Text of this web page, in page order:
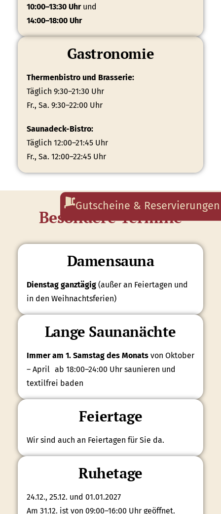
Gutscheine & Reservierungen
10:00–13:30 Uhr und
14:00–18:00 Uhr
Gastronomie
Thermenbistro und Brasserie:
Täglich 9:30–21:30 Uhr
Fr., Sa. 9:30–22:00 Uhr
Saunadeck-Bistro:
Täglich 12:00–21:45 Uhr
Fr., Sa. 12:00–22:45 Uhr
Besondere Termine
Damensauna
Dienstag ganztägig (außer an Feiertagen und
in den Weihnachtsferien)
Lange Saunanächte
Immer am 1. Samstag des Monats von Oktober
– April ab 18:00–24:00 Uhr saunieren und
textilfrei baden
Feiertage
Wir sind auch an Feiertagen für Sie da.
Ruhetage
24.12., 25.12. und 01.01.2027
Am 31.12. ist von 09:00–16:00 Uhr geöffnet.